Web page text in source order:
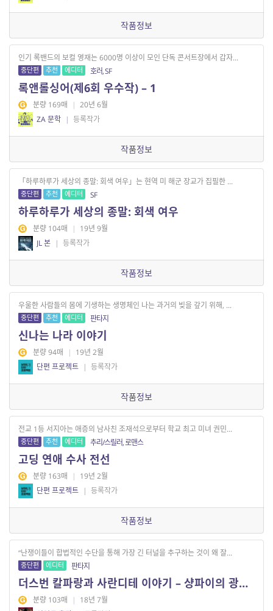
작품정보
인기 록밴드의 보컬 영재는 6000명 이상이 모인 단독 콘서트장에서 갑자...
중단편 추천 에디터 호러, SF
록앤롤싱어(제6회 우수작) – 1
분량 169매 | 20년 6월
ZA 문학 | 등록작가
작품정보
「하루하루가 세상의 종말: 회색 여우」는 현역 미 해군 장교가 집필한 ...
중단편 추천 에디터 SF
하루하루가 세상의 종말: 회색 여우
분량 104매 | 19년 9월
JL 본 | 등록작가
작품정보
우울한 사람들의 몸에 기생하는 생명체인 나는 과거의 빚을 갚기 위해, ...
중단편 추천 에디터 판타지
신나는 나라 이야기
분량 94매 | 19년 2월
단편 프로젝트 | 등록작가
작품정보
전교 1등 서지아는 애증의 남사친 조재석으로부터 학교 최고 미녀 권민...
중단편 추천 에디터 추리/스릴러, 로맨스
고딩 연애 수사 전선
분량 163매 | 19년 2월
단편 프로젝트 | 등록작가
작품정보
“난쟁이들이 합법적인 수단을 통해 가장 긴 터널을 추구하는 것이 왜 잘...
중단편 에디터 판타지
더스번 칼파랑과 사란디테 이야기 – 샹파이의 광부들 2
분량 103매 | 18년 7월